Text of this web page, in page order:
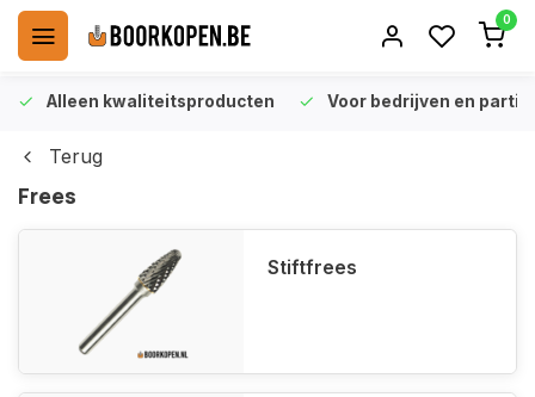
0
Alleen kwaliteitsproducten Voor bedrijven en
Terug
Frees
Stiftfrees